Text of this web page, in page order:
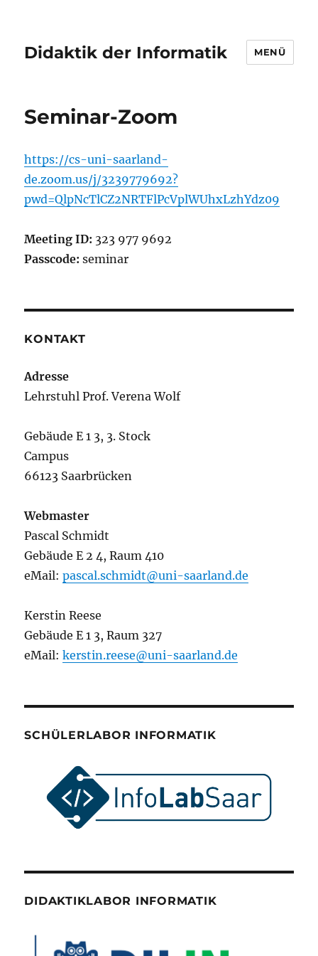
Didaktik der Informatik MENÜ
Seminar-Zoom
https://cs-uni-saarland-
de.zoom.us/j/3239779692?
pwd=QlpNcTlCZ2NRTFlPcVplWUhxLzhYdz09
Meeting ID: 323 977 9692
Passcode: seminar
KONTAKT
Adresse
Lehrstuhl Prof. Verena Wolf
Gebäude E 1 3, 3. Stock
Campus
66123 Saarbrücken
Webmaster
Pascal Schmidt
Gebäude E 2 4, Raum 410
eMail:pascal.schmidt@uni-saarland.de
Kerstin Reese
Gebäude E 1 3, Raum 327
eMail:kerstin.reese@uni-saarland.de
SCHÜLERLABOR INFORMATIK
DIDAKTIKLABOR INFORMATIK